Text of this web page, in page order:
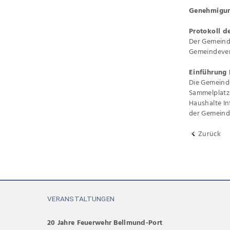
Protokoll
Der
Einführung
Die
Haushalte
der
Zurück
VERANSTALTUNGEN
20 Jahre Feuerwehr Bellmund-Port